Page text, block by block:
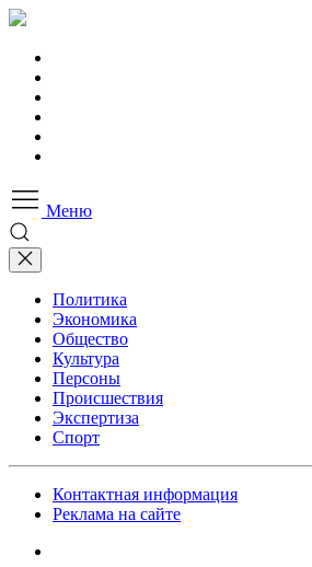
Меню
Политика
Экономика
Общество
Культура
Персоны
Происшествия
Экспертиза
Спорт
Контактная информация
Реклама на сайте